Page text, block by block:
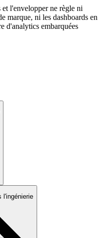
l'envelopper ne règle ni
marque, ni les dashboards en
d'analytics embarquées
l'ingénierie